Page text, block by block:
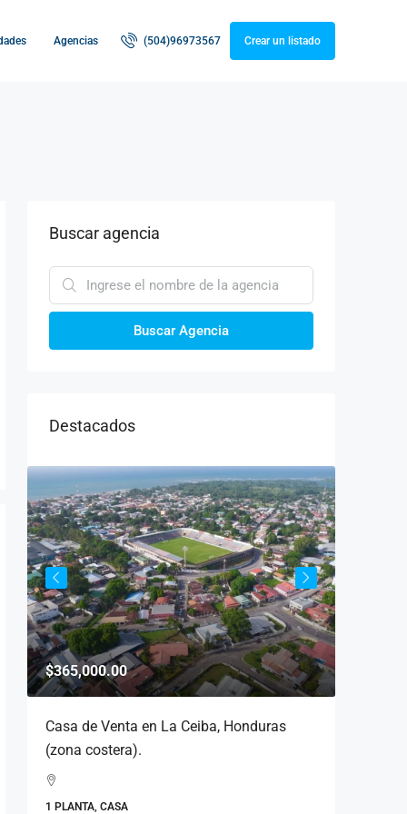
Agencias (504)96973567 Crear un listado
Buscar agencia
Buscar Agencia
Destacados
$365,000.00
Casa de Venta en La Ceiba, Honduras
(zona costera).
1 PLANTA, CASA